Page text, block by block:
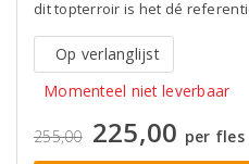
dit topterroir is het dé
Op verlanglijst
Momenteel niet leverbaar
255,00 225,00 per fles